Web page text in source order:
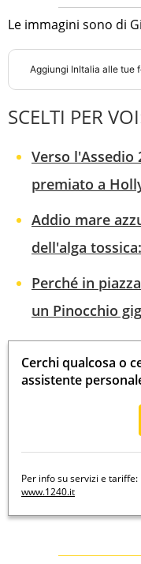
Le immagini sono di
Aggiungi InItalia alle tue
SCELTI PER
Verso l'Assedio
premiato a
Addio mare
dell'alga
Perché in
un Pinocchio
Cerchi qualcosa o
assistente
Per info su servizi e tariffe:
www.1240.it